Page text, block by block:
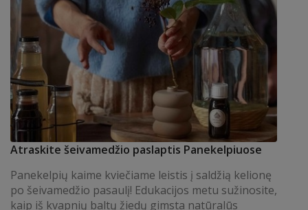
Atraskite šeivamedžio paslaptis Panekelpiuose
Panekelpių kaime kviečiame leistis į saldžią kelionę
po šeivamedžio pasaulį! Edukacijos metu sužinosite,
kaip iš kvapnių baltų žiedų gimsta natūralūs